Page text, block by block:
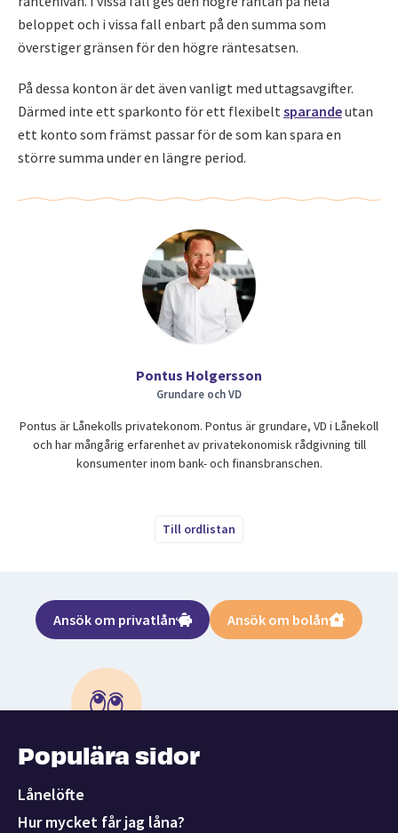
beloppet och i vissa fall enbart på den summa som
överstiger gränsen för den högre räntesatsen.
På dessa konton är det även vanligt med uttagsavgifter.
Därmed inte ett sparkonto för ett flexibelt sparandeutan
ett konto som främst passar för de som kan spara en
större summa under en längre period.
Pontus Holgersson
Grundare och VD
Pontus är Lånekolls privatekonom. Pontus är grundare, VD i Lånekoll
och har mångårig erfarenhet av privatekonomisk rådgivning till
konsumenter inom bank- och finansbranschen.
Till ordlistan
Ansök om privatlån Ansök om bolån
Populära sidor
Lånelöfte
Hur mycket får jag låna?